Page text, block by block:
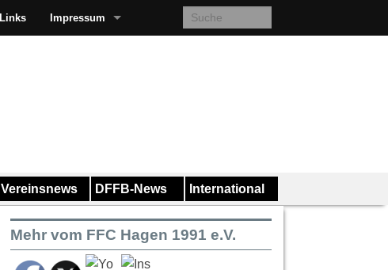
Links Impressum
Vereinsnews DFFB-News International
Mehr vom FFC Hagen 1991 e.V.